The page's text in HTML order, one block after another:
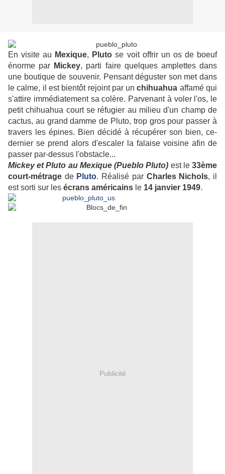
En visite au Mexique, Pluto se voit offrir un os de boeuf
énorme par Mickey, parti faire quelques amplettes dans
une boutique de souvenir. Pensant déguster son met dans
le calme, il est bientôt rejoint par unchihuahua affamé qui
s'attire immédiatement sa colère. Parvenant à voler l'os, le
petit chihuahua court se réfugier au milieu d'un champ de
cactus, au grand damme de Pluto, trop gros pour passer à
travers les épines. Bien décidé à récupérer son bien, ce-
dernier se prend alors d'escaler la falaise voisine afin de
passer par-dessus l'obstacle...
Mickey et Pluto au Mexique (Pueblo Pluto) est le33ème
court-métrage de Pluto. Réalisé par Charles Nichols, il
est sorti sur les écrans américains le 14 janvier 1949.
Publicité